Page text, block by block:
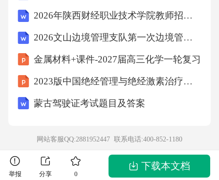
案：我主持的课题《初中语文“整本书阅读”课堂
景源于两方面：一是《义务教育语文课程标准
（2022年版）》明确要求“养成阅读整本书的习
惯”，但教学中存在“碎片化阅读”“任务驱动单
一”等问题；二是本校学生普遍存在“读不完”“读
生）发现，78%的学生因“篇幅长、无方法”放弃
2026年陕西财经职业技术学院教师招聘（39人）笔试备考题库及答案详解
2026文山边境管理支队第一次边境管控专职辅警招聘（120人）考试备考题库及答案详解
金属材料+课件-2027届高三化学一轮复习
2023版中国绝经管理与绝经激素治疗指南解读课件
蒙古驾驶证考试题目及答案
网站客服QQ:2881952447 联系电话:400-852-1180
举报 分享 0
下载本文档